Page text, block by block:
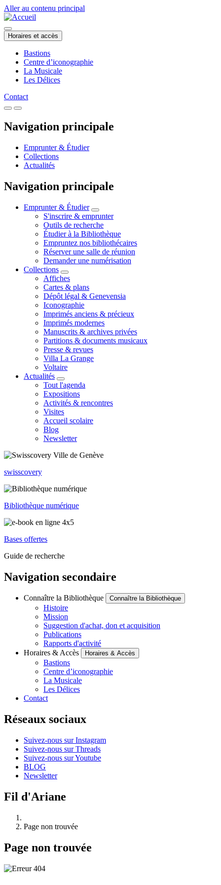
Aller au contenu principal
Horaires et accès
Bastions
Centre d’iconographie
La Musicale
Les Délices
Contact
Navigation principale
Emprunter & Étudier
Collections
Actualités
Navigation principale
Emprunter & Étudier
S'inscrire & emprunter
Outils de recherche
Étudier à la Bibliothèque
Empruntez nos bibliothécaires
Réserver une salle de réunion
Demander une numérisation
Collections
Affiches
Cartes & plans
Dépôt légal & Genevensia
Iconographie
Imprimés anciens & précieux
Imprimés modernes
Manuscrits & archives privées
Partitions & documents musicaux
Presse & revues
Villa La Grange
Voltaire
Actualités
Tout l'agenda
Expositions
Activités & rencontres
Visites
Accueil scolaire
Blog
Newsletter
swisscovery
Bibliothèque numérique
Bases offertes
Guide de recherche
Navigation secondaire
Connaître la Bibliothèque Connaître la Bibliothèque
Histoire
Mission
Suggestion d'achat, don et acquisition
Publications
Rapports d'activité
Horaires & Accès
Horaires & Accès
Bastions
Centre d’iconographie
La Musicale
Les Délices
Contact
Réseaux sociaux
Suivez-nous sur Instagram
Suivez-nous sur Threads
Suivez-nous sur Youtube
BLOG
Newsletter
Fil d'Ariane
Page non trouvée
Page non trouvée